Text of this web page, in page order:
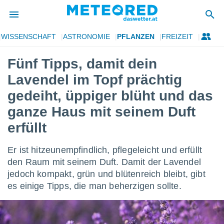
wurde
dass
von
WISSENSCHAFT ASTRONOMIE PFLANZEN FREIZEIT
Fünf Tipps, damit dein
Lavendel im Topf prächtig
gedeiht, üppiger blüht und das
ganze Haus mit seinem Duft
erfüllt
Er ist hitzeunempfindlich, pflegeleicht und erfüllt
den Raum mit seinem Duft. Damit der Lavendel
jedoch kompakt, grün und blütenreich bleibt, gibt
es einige Tipps, die man beherzigen sollte.